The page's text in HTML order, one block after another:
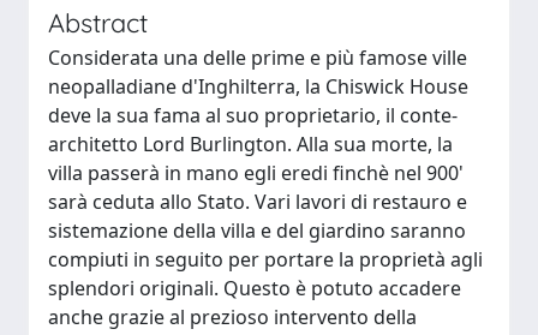
Abstract
Considerata una delle prime e più famose ville
neopalladiane d'Inghilterra, la Chiswick House
deve la sua fama al suo proprietario, il conte-
architetto Lord Burlington. Alla sua morte, la
villa passerà in mano egli eredi finchè nel 900'
sarà ceduta allo Stato. Vari lavori di restauro e
sistemazione della villa e del giardino saranno
compiuti in seguito per portare la proprietà agli
splendori originali. Questo è potuto accadere
anche grazie al prezioso intervento della